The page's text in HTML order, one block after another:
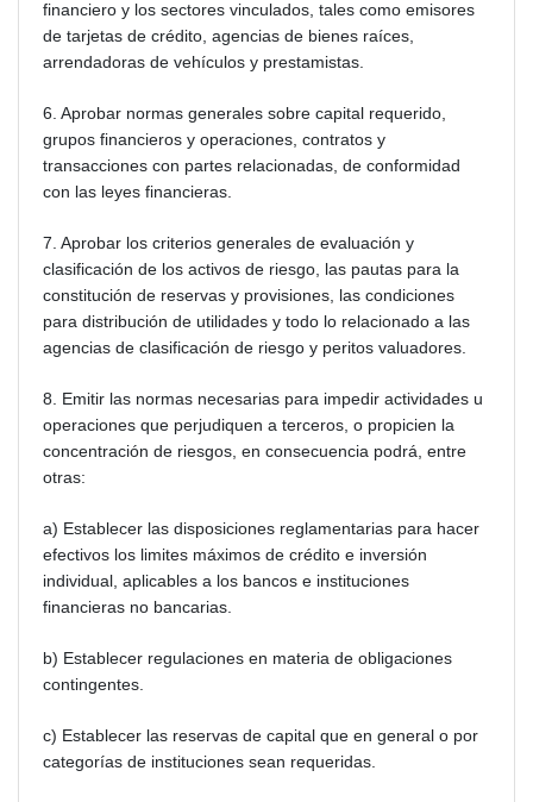
financiero y los sectores vinculados, tales como emisores
de tarjetas de crédito, agencias de bienes raíces,
arrendadoras de vehículos y prestamistas.
6. Aprobar normas generales sobre capital requerido,
grupos financieros y operaciones, contratos y
transacciones con partes relacionadas, de conformidad
con las leyes financieras.
7. Aprobar los criterios generales de evaluación y
clasificación de los activos de riesgo, las pautas para la
constitución de reservas y provisiones, las condiciones
para distribución de utilidades y todo lo relacionado a las
agencias de clasificación de riesgo y peritos valuadores.
8. Emitir las normas necesarias para impedir actividades u
operaciones que perjudiquen a terceros, o propicien la
concentración de riesgos, en consecuencia podrá, entre
otras:
a) Establecer las disposiciones reglamentarias para hacer
efectivos los limites máximos de crédito e inversión
individual, aplicables a los bancos e instituciones
financieras no bancarias.
b) Establecer regulaciones en materia de obligaciones
contingentes.
c) Establecer las reservas de capital que en general o por
categorías de instituciones sean requeridas.